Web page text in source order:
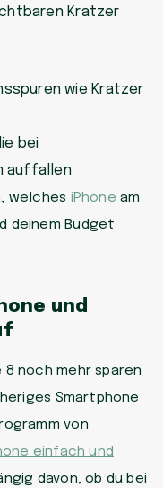
Kratzer
wie Kratzer
bei
auffallen
welches iPhone am
deinem Budget
und
8 noch mehr sparen
Smartphone
von
einfach und
davon, ob du bei